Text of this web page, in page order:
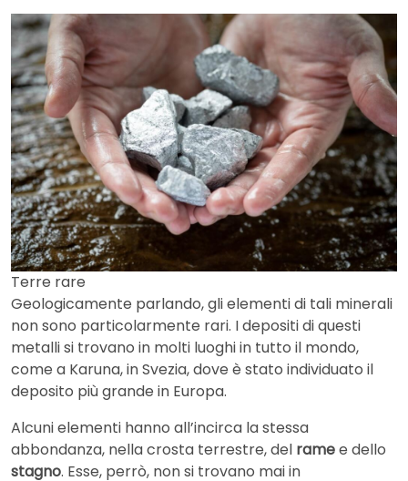
Terre rare
Geologicamente parlando, gli elementi di tali minerali
non sono particolarmente rari. I depositi di questi
metalli si trovano in molti luoghi in tutto il mondo,
come a Karuna, in Svezia, dove è stato individuato il
deposito più grande in Europa.
Alcuni elementi hanno all’incirca la stessa
abbondanza, nella crosta terrestre, del ramee dello
stagno. Esse, perrò, non si trovano mai in